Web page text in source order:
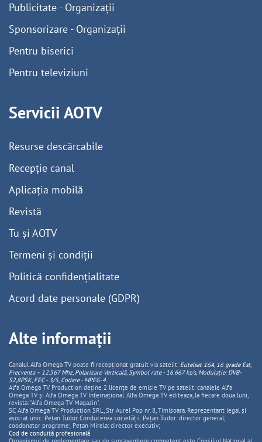
Publicitate - Organizații
Sponsorizare - Organizații
Pentru biserici
Pentru televiziuni
Servicii AOTV
Resurse descărcabile
Recepție canal
Aplicația mobilă
Revistă
Tu și AOTV
Termeni și condiții
Politică confidențialitate
Acord date personale (GDPR)
Alte informații
Canalul Alfa Omega TV poate fi recepționat gratuit via satelit: Eutelsat 16A, 16 grade Est,
Frecventa – 12.567 Mhz, PolarizareVerticală, Symbol rate - 16.667 ks/s, Modulație: DVB-
S2,8PSK, FEC - 3/5, Codare - MPEG-4.
Alfa Omega TV Production deține 2 licențe de emisie TV pe satelit: canalele Alfa
Omega TV și Alfa Omega TV Internațional. Alfa Omega TV editeaza, la fiecare doua luni,
revista: "Alfa Omega TV Magazin".
SC Alfa Omega TV Production SRL, Str Aurel Pop nr. 8, Timisoara. Reprezentant legal și
asociat unic: Pețan Tudor. Conducerea societății: Pețan Tudor: director general,
coodonator programe; Pețan Mirela: director executiv;
Cod de conduită profesională